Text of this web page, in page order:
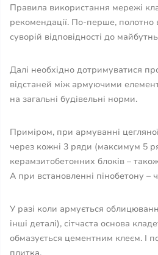
Правила використання мережі
рекомендації. По-перше, полотно
суворій відповідності до
Далі необхідно дотримуватися
відстаней між армуючими
на загальні будівельні норми.
Приміром, при армуванні
через кожні 3 ряди (максимум 5
керамзитобетонних блоків –
А при встановленні пінобетону –
У разі коли армується
інші деталі), сітчаста основа
обмазується цементним клеєм. І